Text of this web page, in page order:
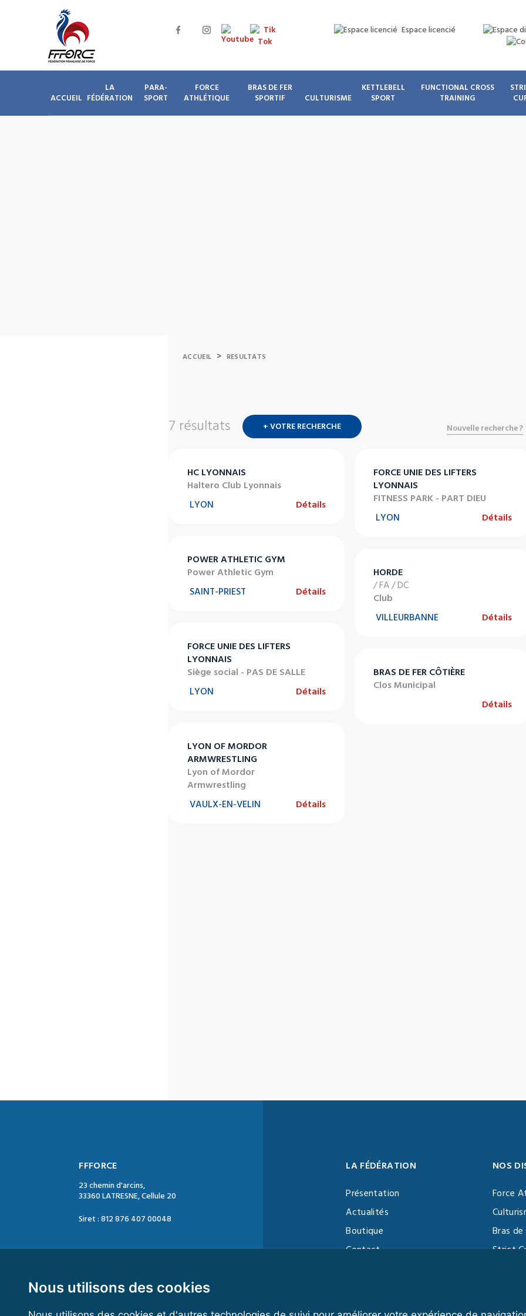
Nous utilisons des cookies
Espace licencié
ACCUEIL
LA
FÉDÉRATION
PARA-
SPORT
FORCE
ATHLÉTIQUE
BRAS DE FER
SPORTIF
CULTURISME
KETTLEBELL
SPORT
FUNCTIONAL CROSS
TRAINING
ACCUEIL > RESULTATS
7 résultats + VOTRE RECHERCHE Nouvelle recherche ?
HC LYONNAIS
Haltero Club Lyonnais
LYON
Détails
FORCE UNIE DES LIFTERS
LYONNAIS
FITNESS PARK - PART DIEU
LYON
Détails
POWER ATHLETIC GYM
Power Athletic Gym
SAINT-PRIEST
Détails
HORDE
/ FA / DC
Club
VILLEURBANNE
Détails
FORCE UNIE DES LIFTERS
LYONNAIS
Siège social - PAS DE SALLE
LYON
Détails
BRAS DE FER CÔTIÈRE
Clos Municipal
Détails
LYON OF MORDOR
ARMWRESTLING
Lyon of Mordor
Armwrestling
VAULX-EN-VELIN
Détails
FFFORCE
23 chemin d'arcins,
33360 LATRESNE, Cellule 20
Siret : 812 876 407 00048
Mail : contact@ffforce.fr
LA FÉDÉRATION
Présentation
Actualités
Boutique
Contact
NOS
Force
Bras
Strict